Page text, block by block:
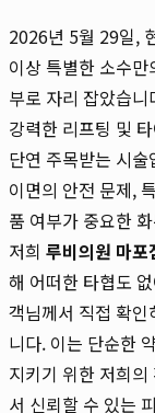
2026년 5월 29일,
이상 특별한 소수
부로 자리 잡았습
강력한 리프팅 및
단연 주목받는 시
이면의 안전 문제,
품 여부가 중요한
저희 루비의원 마포
해 어떠한 타협도
객님께서 직접 확
니다. 이는 단순한
지키기 위한 저희
서 신뢰할 수 있는